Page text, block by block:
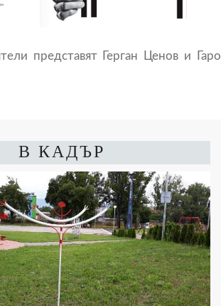
представят Герган Ценов и Гаро
В КАДЪР